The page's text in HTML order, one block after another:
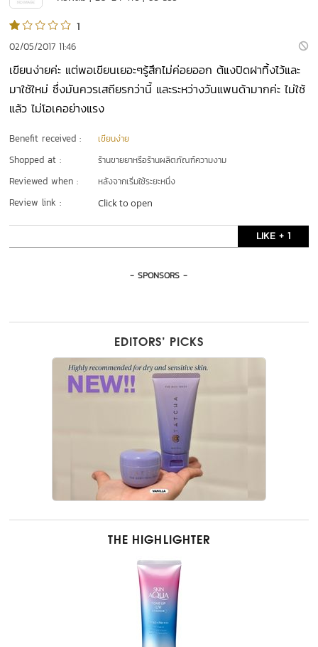
1
02/05/2017 11:46
เขียนง่ายค่ะ แต่พอเขียนเยอะๆรู้สึกไม่ค่อยออก ต้แงปิดฝาทิ้งไว้และ
มาใช้ใหม่ ซึ่งมันควรเสถียรกว่านี้ และระหว่างวันแพนด้ามากค่ะ ไม่ใช้
แล้ว ไม่โอเคอย่างแรง
Benefit received : เขียนง่าย
Shopped at : ร้านขายยาหรือร้านผลิตภัณฑ์ความงาม
Reviewed when : หลังจากเริ่มใช้ระยะหนึ่ง
Review link : Click to open
LIKE + 1
- SPONSORS -
EDITORS’ PICKS
THE HIGHLIGHTER